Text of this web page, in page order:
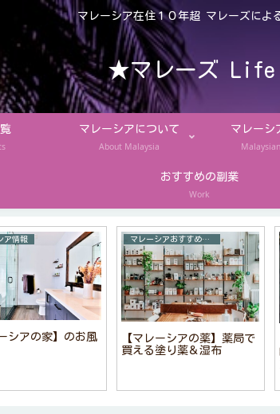
マレーシア在住１０年超 マレーズによ
★マレーズ
マレーシアについて
About Malaysia
マレーシ
おすすめの副業
Work
ア情報
シアの家】のお風
マレーシアおすすめお土産
【マレーシアの薬】薬局で
買える塗り薬＆湿布